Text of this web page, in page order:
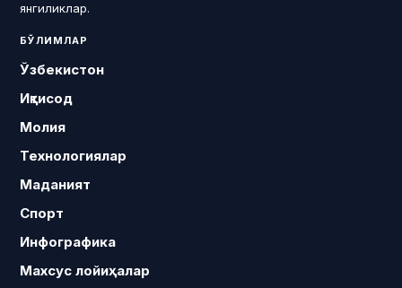
янгиликлар.
БЎЛИМЛАР
Ўзбекистон
Иқтисод
Молия
Технологиялар
Маданият
Спорт
Инфографика
Махсус лойиҳалар